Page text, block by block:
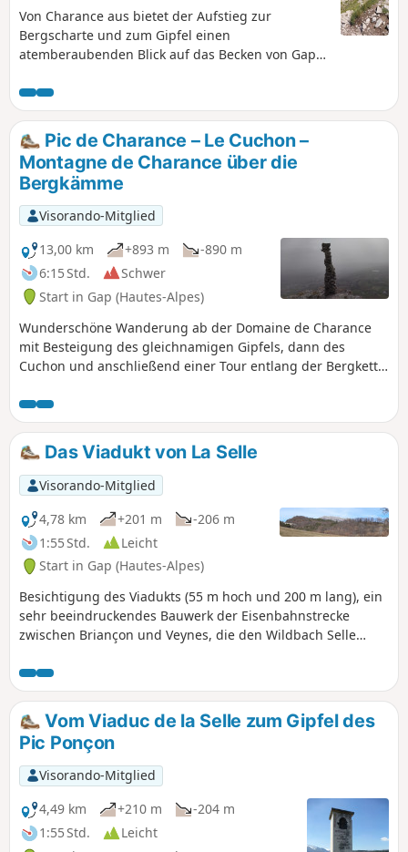
Von Charance aus bietet der Aufstieg zur
Bergscharte und zum Gipfel einen
atemberaubenden Blick auf das Becken von Gap,
Pic de Charance – Le Cuchon –
Montagne de Charance über die
Bergkämme
Visorando-Mitglied
13,00 km
+893 m
-890 m
6:15 Std.
Schwer
Start in Gap (Hautes-Alpes)
Wunderschöne Wanderung ab der Domaine de Charance
mit Besteigung des gleichnamigen Gipfels, dann des
Cuchon und anschließend einer Tour entlang der Bergkette
außergewöhnlichen Panorama auf Ceüze, den Pic de Bure,
das Dorf Rabou im Norden, Gap im Süden, Serre Ponçon,
die Massive um Dignes mit dem Cheval Blanc, die Écrins im
Osten und die Massive der Ubaye im Süden. Eine
anspruchsvolle Wanderung, jedoch ohne wirklich
technische Passagen.
Das Viadukt von La Selle
Visorando-Mitglied
4,78 km
+201 m
-206 m
1:55 Std.
Leicht
Start in Gap (Hautes-Alpes)
Besichtigung des Viadukts (55 m hoch und 200 m lang), ein
sehr beeindruckendes Bauwerk der Eisenbahnstrecke
zwischen Briançon und Veynes, die den Wildbach Selle
Gap entfernt, mit einer Orientierungstafel, die das gesamte
Gapençais überblickt.
Vom Viaduc de la Selle zum Gipfel des
Pic Ponçon
Visorando-Mitglied
4,49 km
+210 m
-204 m
1:55 Std.
Leicht